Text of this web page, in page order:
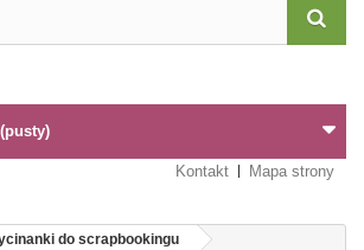
(pusty)
Kontakt Mapa strony
do scrapbookingu